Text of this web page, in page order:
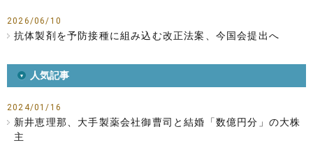
2026/06/10
抗体製剤を予防接種に組み込む改正法案、今国会提出へ
人気記事
2024/01/16
新井恵理那、大手製薬会社御曹司と結婚「数億円分」の大株
主